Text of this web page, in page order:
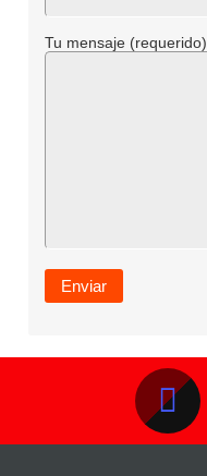
Tu mensaje (requerido)